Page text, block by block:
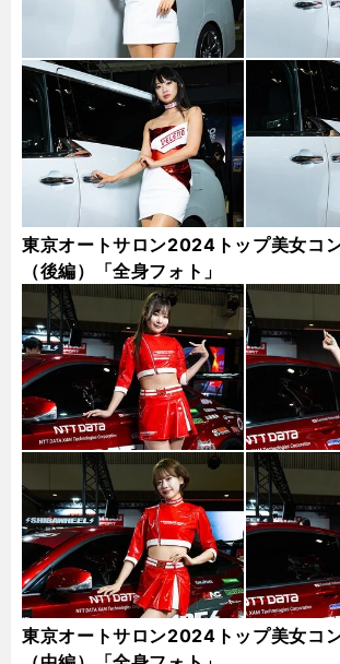
東京オートサロン2024トップ美女コ
（後編）「全身フォト」
東京オートサロン2024トップ美女コ